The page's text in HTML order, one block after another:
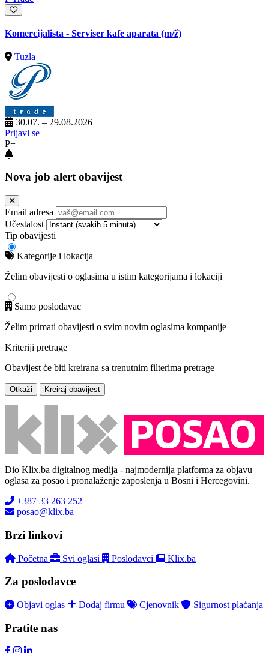
Komercijalista - Serviser kafe aparata (m/ž)
Tuzla
30.07. – 29.08.2026
Prijavi se
P+
Nova job alert obavijest
Email adresa
Učestalost
Tip obavijesti
Kategorije i lokacija
Želim obavijesti o oglasima u istim kategorijama i lokaciji
Samo poslodavac
Želim primati obavijesti o svim novim oglasima kompanije
Kriteriji pretrage
Obavijest će biti kreirana sa trenutnim filterima pretrage
Otkaži Kreiraj obavijest
Dio Klix.ba digitalnog medija - najmodernija platforma za objavu
oglasa za posao i pronalaženje zaposlenja u Bosni i Hercegovini.
+387 33 263 252
posao@klix.ba
Brzi linkovi
Početna Svi oglasi Poslodavci Klix.ba
Za poslodavce
Objavi oglas Dodaj firmu Cjenovnik Sigurnost plaćanja
Pratite nas